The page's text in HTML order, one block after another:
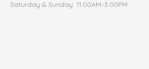
Saturday & Sunday: 11:00AM–3:00PM